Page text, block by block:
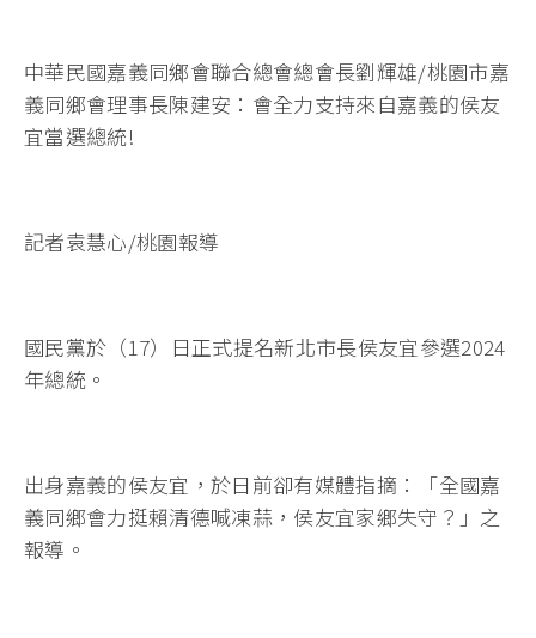
中華民國嘉義同鄉會聯合總會總會長劉輝雄/桃園市嘉
義同鄉會理事長陳建安：會全力支持來自嘉義的侯友
宜當選總統!
記者袁慧心/桃園報導
國民黨於（17）日正式提名新北市長侯友宜參選2024
年總統。
出身嘉義的侯友宜，於日前卻有媒體指摘：「全國嘉
義同鄉會力挺賴清德喊凍蒜，侯友宜家鄉失守？」之
報導。